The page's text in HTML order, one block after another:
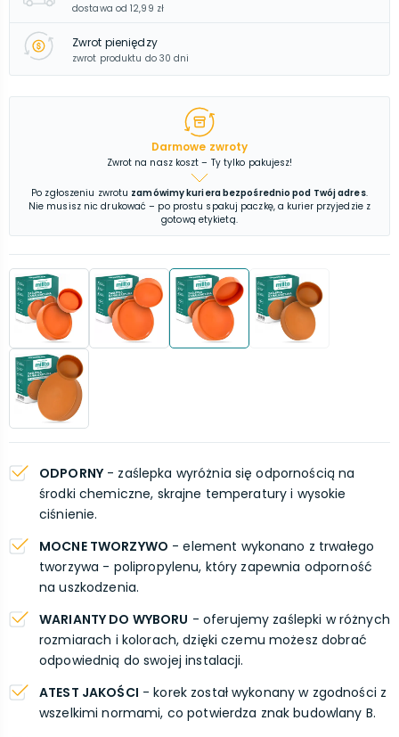
dostawa od 12,99 zł
Zwrot pieniędzy
zwrot produktu do 30 dni
Darmowe zwroty
Zwrot na nasz koszt – Ty tylko pakujesz!
Po zgłoszeniu zwrotu zamówimy kuriera bezpośrednio pod Twój adres.
Nie musisz nic drukować – po prostu spakuj paczkę, a kurier przyjedzie z
gotową etykietą.
ODPORNY- zaślepka wyróżnia się odpornością na
środki chemiczne, skrajne temperatury i wysokie
ciśnienie.
MOCNE TWORZYWO - element wykonano z trwałego
tworzywa - polipropylenu, który zapewnia odporność
na uszkodzenia.
WARIANTY DO WYBORU - oferujemy zaślepki w różnych
rozmiarach i kolorach, dzięki czemu możesz dobrać
odpowiednią do swojej instalacji.
ATEST JAKOŚCI - korek został wykonany w zgodności z
wszelkimi normami, co potwierdza znak budowlany B.